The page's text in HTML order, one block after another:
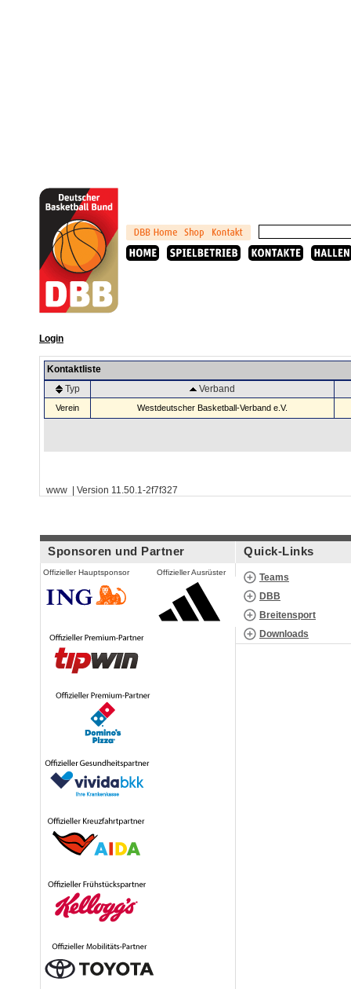
Login
Kontaktliste
Typ
Verband
Verein Westdeutscher Basketball-Verband e.V.
www | Version 11.50.1-2f7f327
Sponsoren und Partner
Offizieller Hauptsponsor Offizieller Ausrüster
Quick-Links
Teams
DBB
Breitensport
Downloads